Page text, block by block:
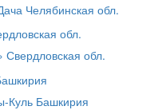
Челябинская обл.
обл.
Куль Башкирия